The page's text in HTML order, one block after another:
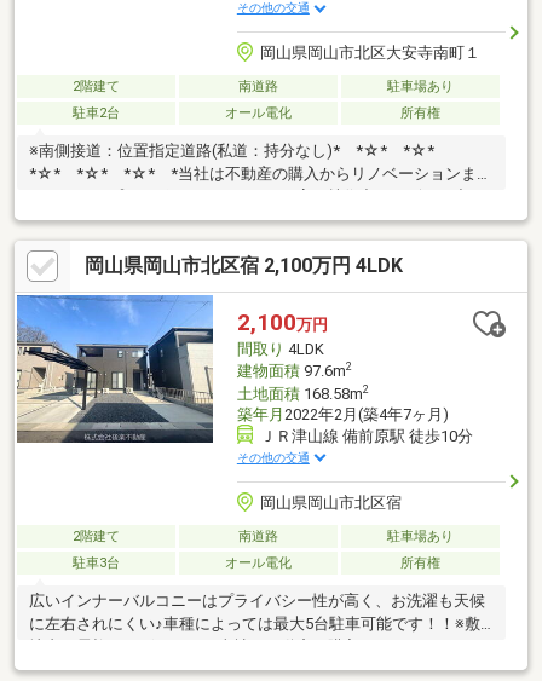
その他の交通
岡山県岡山市北区大安寺南町１
2階建て 南道路
駐車場あり
駐車2台
オール電化 所有権
※南側接道：位置指定道路(私道：持分なし)* *☆* *☆*
*☆* *☆* *☆* *当社は不動産の購入からリノベーションまで
失敗しないリフォームを実現。中古物件をリノベ・リフォームで
蘇らせます。物件購入費用とリノベ工事費用を一緒にローンで組
む提案も可能です。3Dモデリングでリフォームの完成予想図を立
体的に表現。購入・買い替え・購入+リノベーションなど、お気
軽にご相談ください！お問い合わせは【086-250-9005】または資
料請求・来場予約ボタンから。
* *☆* *☆* *☆* *☆*
岡山県岡山市北区宿 2,100万円 4LDK
2,100万円
間取り 4LDK
建物面積97.6m2
土地面積168.58m2
築年月 2022年2月(築4年7ヶ月)
ＪＲ津山線 備前原駅 徒歩10分
その他の交通
岡山県岡山市北区宿
2階建て 南道路
駐車場あり
駐車3台
オール電化 所有権
広いインナーバルコニーはプライバシー性が高く、お洗濯も天候
に左右されにくい♪車種によっては最大5台駐車可能です！！※敷
ンまでワンストップでサポートいたします。高い技術力とデザイ